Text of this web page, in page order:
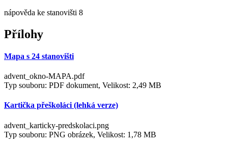
nápověda ke stanovišti 8
Přílohy
Mapa s 24 stanovišti
advent_okno-MAPA.pdf
Typ souboru: PDF dokument, Velikost: 2,49 MB
Kartička přeškoláci (lehká verze)
advent_karticky-predskolaci.png
Typ souboru: PNG obrázek, Velikost: 1,78 MB